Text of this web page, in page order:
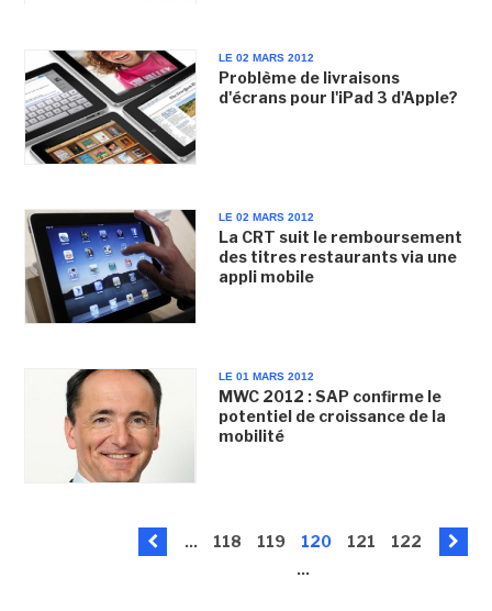
LE 02 MARS 2012
Problème de livraisons
d'écrans pour l'iPad 3 d'Apple?
LE 02 MARS 2012
La CRT suit le remboursement
des titres restaurants via une
appli mobile
LE 01 MARS 2012
MWC 2012 : SAP confirme le
potentiel de croissance de la
mobilité
... 118 119 120 121
122
...